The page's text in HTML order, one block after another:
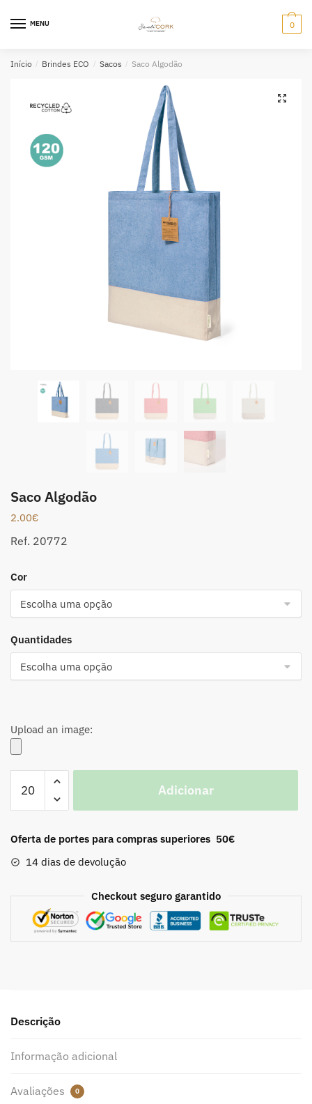
MENU 0
Início / Brindes ECO / Sacos / Saco Algodão
Saco Algodão
2.00€
Ref. 20772
Cor
Quantidades
Upload an image:
Quantidade
Saco
Adicionar
Oferta de portes para compras superiores 50€
14 dias de devolução
Checkout seguro garantido
Descrição
Informação adicional
Avaliações 0